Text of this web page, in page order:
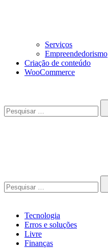
Serviços
Empreendedorismo
Criação de conteúdo
WooCommerce
Tecnologia
Erros e soluções
Livre
Finanças